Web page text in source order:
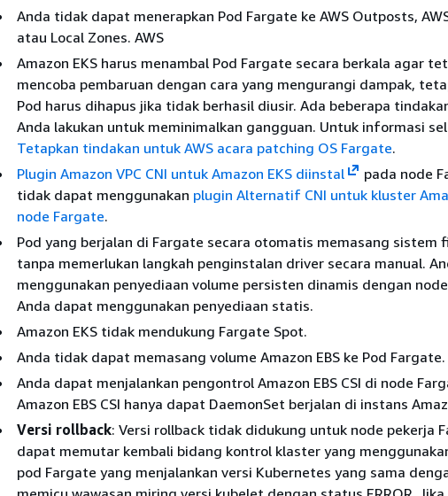
Anda tidak dapat menerapkan Pod Fargate ke AWS Outposts,
atau Local Zones. AWS
Amazon EKS harus menambal Pod Fargate secara berkala agar
mencoba pembaruan dengan cara yang mengurangi dampak,
Pod harus dihapus jika tidak berhasil diusir. Ada beberapa
Anda lakukan untuk meminimalkan gangguan. Untuk informasi
Tetapkan tindakan untuk AWS acara patching OS Fargate.
Plugin Amazon VPC CNI untuk Amazon EKS diinstal
pada node
tidak dapat menggunakan plugin Alternatif CNI untuk kluster
node Fargate.
Pod yang berjalan di Fargate secara otomatis memasang sistem
tanpa memerlukan langkah penginstalan driver secara manual.
menggunakan penyediaan volume persisten dinamis dengan
Anda dapat menggunakan penyediaan statis.
Amazon EKS tidak mendukung Fargate Spot.
Anda tidak dapat memasang volume Amazon EBS ke Pod Fargate.
Anda dapat menjalankan pengontrol Amazon EBS CSI di node
Amazon EBS CSI hanya dapat DaemonSet berjalan di instans
Versi rollback: Versi rollback tidak didukung untuk node pekerja
dapat memutar kembali bidang kontrol klaster yang
pod Fargate yang menjalankan versi Kubernetes yang sama